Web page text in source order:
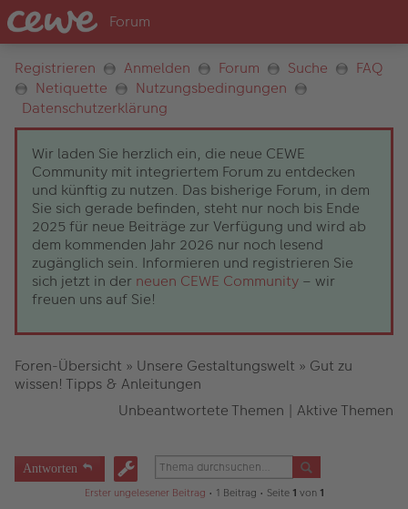
Registrieren Anmelden Forum Suche
FAQ
Netiquette
Nutzungsbedingungen
Datenschutzerklärung
Wir laden Sie herzlich ein, die neue CEWE
Community mit integriertem Forum zu entdecken
und künftig zu nutzen. Das bisherige Forum, in dem
Sie sich gerade befinden, steht nur noch bis Ende
2025 für neue Beiträge zur Verfügung und wird ab
dem kommenden Jahr 2026 nur noch lesend
zugänglich sein. Informieren und registrieren Sie
sich jetzt in der neuen CEWE Community – wir
freuen uns auf Sie!
Foren-Übersicht » Unsere Gestaltungswelt » Gut zu
wissen! Tipps & Anleitungen
Unbeantwortete Themen | Aktive Themen
Antworten
Erster ungelesener Beitrag • 1 Beitrag • Seite 1 von 1